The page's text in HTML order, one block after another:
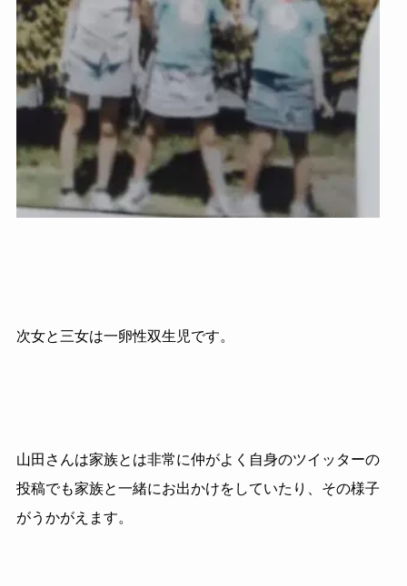
次女と三女は一卵性双生児です。
山田さんは家族とは非常に仲がよく自身のツイッターの
投稿でも家族と一緒にお出かけをしていたり、その様子
がうかがえます。